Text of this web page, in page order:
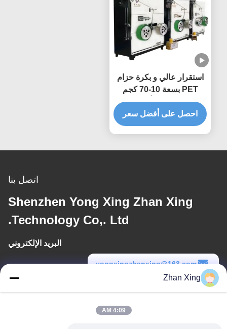
استقرار عالي و بكرة حزام
PET بسعة 10-70 كجم
للشحن البحري بأفضل سعر
احصل على أفضل سعر
اتصل بنا
Shenzhen Yong Xing Zhan Xing
Technology Co,. Ltd.
البريد الإلكتروني
yongxingzhanxing@163.com
Zhan Xing
4:09 AM